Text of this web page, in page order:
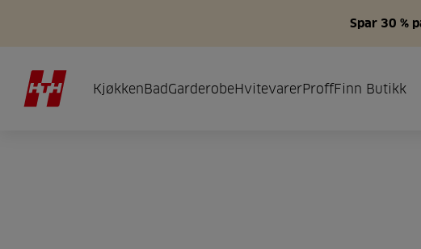
Spar 30 %
KjøkkenBadGarderobeHvitevarerProffFinn Butikk